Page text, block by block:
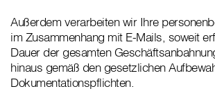
Außerdem verarbeiten wir Ihre
im Zusammenhang mit E-Mails, soweit
Dauer der gesamten
hinaus gemäß den gesetzlichen
Dokumentationspflichten.